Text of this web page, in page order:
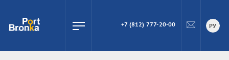
ПОИСК
+7 (812) 777-20-00 РУ